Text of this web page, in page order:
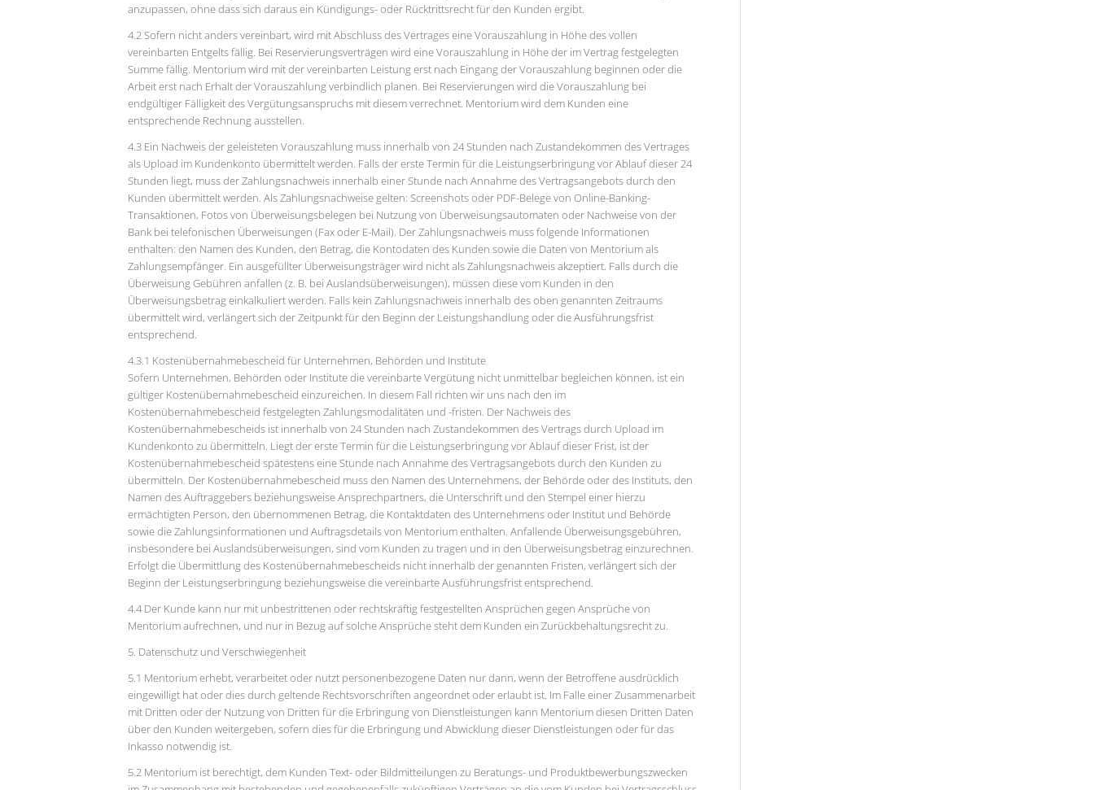
anzupassen, ohne dass sich daraus ein Kündigungs- oder Rücktrittsrecht für den Kunden ergibt.
4.2 Sofern nicht anders vereinbart, wird mit Abschluss des Vertrages eine Vorauszahlung in Höhe des vollen
vereinbarten Entgelts fällig. Bei Reservierungsverträgen wird eine Vorauszahlung in Höhe der im Vertrag festgelegten
Summe fällig. Mentorium wird mit der vereinbarten Leistung erst nach Eingang der Vorauszahlung beginnen oder die
Arbeit erst nach Erhalt der Vorauszahlung verbindlich planen. Bei Reservierungen wird die Vorauszahlung bei
endgültiger Fälligkeit des Vergütungsanspruchs mit diesem verrechnet. Mentorium wird dem Kunden eine
entsprechende Rechnung ausstellen.
4.3 Ein Nachweis der geleisteten Vorauszahlung muss innerhalb von 24 Stunden nach Zustandekommen des Vertrages
als Upload im Kundenkonto übermittelt werden. Falls der erste Termin für die Leistungserbringung vor Ablauf dieser 24
Stunden liegt, muss der Zahlungsnachweis innerhalb einer Stunde nach Annahme des Vertragsangebots durch den
Kunden übermittelt werden. Als Zahlungsnachweise gelten: Screenshots oder PDF-Belege von Online-Banking-
Transaktionen, Fotos von Überweisungsbelegen bei Nutzung von Überweisungsautomaten oder Nachweise von der
Bank bei telefonischen Überweisungen (Fax oder E-Mail). Der Zahlungsnachweis muss folgende Informationen
enthalten: den Namen des Kunden, den Betrag, die Kontodaten des Kunden sowie die Daten von Mentorium als
Zahlungsempfänger. Ein ausgefüllter Überweisungsträger wird nicht als Zahlungsnachweis akzeptiert. Falls durch die
Überweisung Gebühren anfallen (z. B. bei Auslandsüberweisungen), müssen diese vom Kunden in den
Überweisungsbetrag einkalkuliert werden. Falls kein Zahlungsnachweis innerhalb des oben genannten Zeitraums
übermittelt wird, verlängert sich der Zeitpunkt für den Beginn der Leistungshandlung oder die Ausführungsfrist
entsprechend.
4.3.1 Kostenübernahmebescheid für Unternehmen, Behörden und Institute
Sofern Unternehmen, Behörden oder Institute die vereinbarte Vergütung nicht unmittelbar begleichen können, ist ein
gültiger Kostenübernahmebescheid einzureichen. In diesem Fall richten wir uns nach den im
Kostenübernahmebescheid festgelegten Zahlungsmodalitäten und -fristen. Der Nachweis des
Kostenübernahmebescheids ist innerhalb von 24 Stunden nach Zustandekommen des Vertrags durch Upload im
Kundenkonto zu übermitteln. Liegt der erste Termin für die Leistungserbringung vor Ablauf dieser Frist, ist der
Kostenübernahmebescheid spätestens eine Stunde nach Annahme des Vertragsangebots durch den Kunden zu
übermitteln. Der Kostenübernahmebescheid muss den Namen des Unternehmens, der Behörde oder des Instituts, den
Namen des Auftraggebers beziehungsweise Ansprechpartners, die Unterschrift und den Stempel einer hierzu
ermächtigten Person, den übernommenen Betrag, die Kontaktdaten des Unternehmens oder Institut und Behörde
sowie die Zahlungsinformationen und Auftragsdetails von Mentorium enthalten. Anfallende Überweisungsgebühren,
insbesondere bei Auslandsüberweisungen, sind vom Kunden zu tragen und in den Überweisungsbetrag einzurechnen.
Erfolgt die Übermittlung des Kostenübernahmebescheids nicht innerhalb der genannten Fristen, verlängert sich der
Beginn der Leistungserbringung beziehungsweise die vereinbarte Ausführungsfrist entsprechend.
4.4 Der Kunde kann nur mit unbestrittenen oder rechtskräftig festgestellten Ansprüchen gegen Ansprüche von
Mentorium aufrechnen, und nur in Bezug auf solche Ansprüche steht dem Kunden ein Zurückbehaltungsrecht zu.
5. Datenschutz und Verschwiegenheit
5.1 Mentorium erhebt, verarbeitet oder nutzt personenbezogene Daten nur dann, wenn der Betroffene ausdrücklich
eingewilligt hat oder dies durch geltende Rechtsvorschriften angeordnet oder erlaubt ist. Im Falle einer Zusammenarbeit
mit Dritten oder der Nutzung von Dritten für die Erbringung von Dienstleistungen kann Mentorium diesen Dritten Daten
über den Kunden weitergeben, sofern dies für die Erbringung und Abwicklung dieser Dienstleistungen oder für das
Inkasso notwendig ist.
5.2 Mentorium ist berechtigt, dem Kunden Text- oder Bildmitteilungen zu Beratungs- und Produktbewerbungszwecken